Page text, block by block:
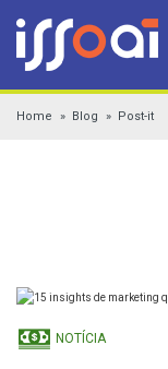
Home Blog Post-it
NOTÍCIA